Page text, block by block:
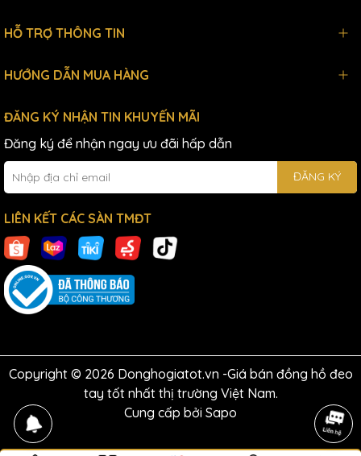
HỖ TRỢ THÔNG TIN
HƯỚNG DẪN MUA HÀNG
ĐĂNG KÝ NHẬN TIN KHUYẾN MÃI
Đăng ký để nhận ngay ưu đãi hấp dẫn
ĐĂNG KÝ
LIÊN KẾT CÁC SÀN TMĐT
Copyright © 2026 Donghogiatot.vn -Giá bán đồng hồ đeo
tay tốt nhất thị trường Việt Nam.
Cung cấp bởi Sapo